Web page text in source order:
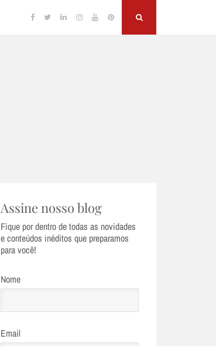
Facebook
TwitterLinkedinInstagram
YouTubePinterest
Assine nosso blog
Fique por dentro de todas as novidades
e conteúdos inéditos que preparamos
para você!
Nome
Email